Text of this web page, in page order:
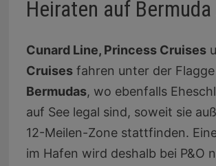
Heiraten auf
Cunard Line, Princess Cruises
Cruisesfahren unter der
Bermudas, wo ebenfalls
auf See legal sind, soweit sie
12-Meilen-Zone stattfinden.
im Hafen wird deshalb bei P&O